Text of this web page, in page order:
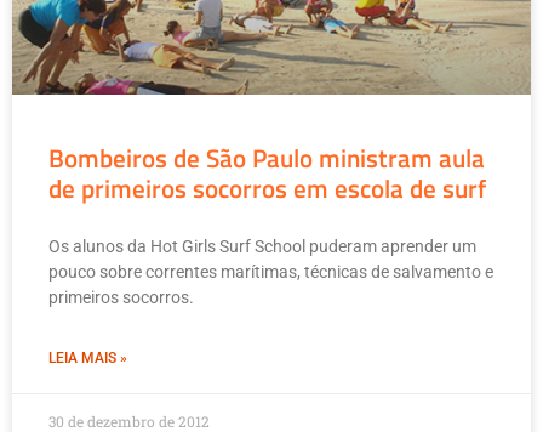
Bombeiros de São Paulo ministram aula
de primeiros socorros em escola de surf
Os alunos da Hot Girls Surf School puderam aprender um
pouco sobre correntes marítimas, técnicas de salvamento e
primeiros socorros.
LEIA MAIS »
30 de dezembro de 2012